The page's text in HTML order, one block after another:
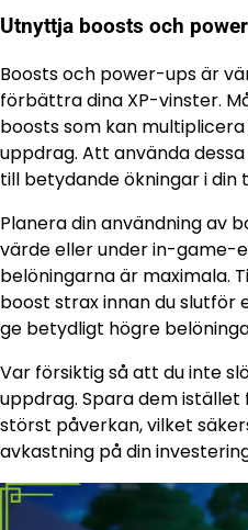
Utnyttja boosts och
Boosts och power-ups är
förbättra dina XP-vinster.
boosts som kan
uppdrag. Att använda
till betydande ökningar i din
Planera din användning av
värde eller under in-game-
belöningarna är maximala.
boost strax innan du
ge betydligt högre
Var försiktig så att du inte
uppdrag. Spara dem
störst påverkan, vilket
avkastning på din